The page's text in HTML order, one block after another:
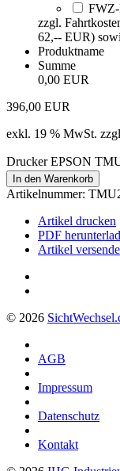
zzgl.
62,-- EUR)
Produktname
Summe
0,00 EUR
396,00 EUR
exkl. 19 % MwSt.
Drucker EPSON
In den Warenkorb
Artikelnummer:
Artikel drucken
PDF
Artikel
© 2026 SichtWechsel
AGB
Impressum
Datenschutz
Kontakt